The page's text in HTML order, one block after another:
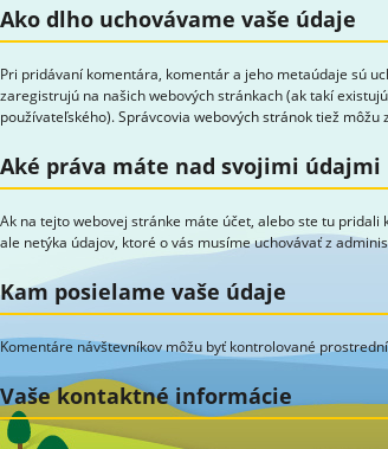
Ako dlho uchovávame vaše údaje
Pri pridávaní komentára, komentár a jeho metaúdaje sú
zaregistrujú na našich webových stránkach (ak takí
používateľského). Správcovia webových stránok tiež
Aké práva máte nad svojimi údajmi
Ak na tejto webovej stránke máte účet, alebo ste tu
ale netýka údajov, ktoré o vás musíme uchovávať z
Kam posielame vaše údaje
Komentáre návštevníkov môžu byť kontrolované
Vaše kontaktné informácie